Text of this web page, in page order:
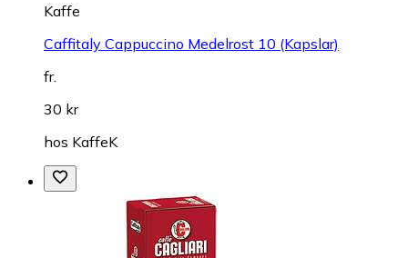
Kaffe
Caffitaly Cappuccino Medelrost 10 (Kapslar)
fr.
30 kr
hos KaffeK